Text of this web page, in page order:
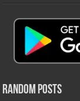
Random Posts